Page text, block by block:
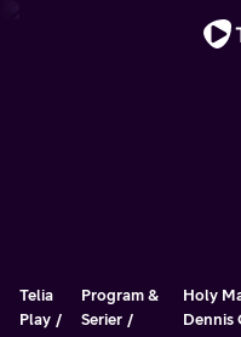
Telia
Play
Program &
Serier
Holy
Dennis